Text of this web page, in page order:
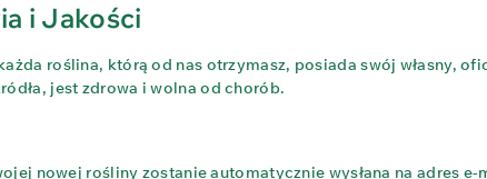
i Jakości
roślina, którą od nas otrzymasz, posiada swój własny,
jest zdrowa i wolna od chorób.
nowej rośliny zostanie automatycznie wysłana na adres